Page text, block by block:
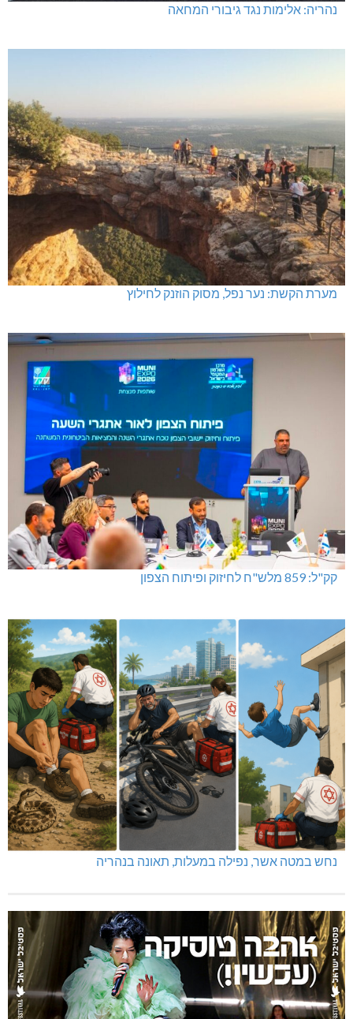
נהריה: אלימות נגד גיבורי המחאה
מערת הקשת: נער נפל, מסוק הוזנק לחילוץ
קק"ל: 859 מלש"ח לחיזוק ופיתוח הצפון
נחש במטה אשר, נפילה במעלות, תאונה בנהריה